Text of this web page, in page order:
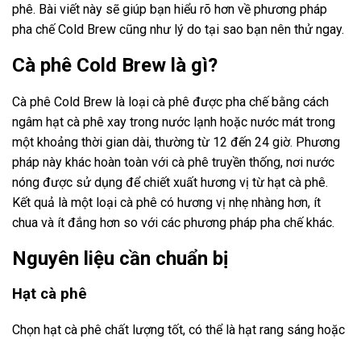
phê. Bài viết này sẽ giúp bạn hiểu rõ hơn về phương pháp
pha chế Cold Brew cũng như lý do tại sao bạn nên thử ngay.
Cà phê Cold Brew là gì?
Cà phê Cold Brew là loại cà phê được pha chế bằng cách
ngâm hạt cà phê xay trong nước lạnh hoặc nước mát trong
một khoảng thời gian dài, thường từ 12 đến 24 giờ. Phương
pháp này khác hoàn toàn với cà phê truyền thống, nơi nước
nóng được sử dụng để chiết xuất hương vị từ hạt cà phê.
Kết quả là một loại cà phê có hương vị nhẹ nhàng hơn, ít
chua và ít đắng hơn so với các phương pháp pha chế khác.
Nguyên liệu cần chuẩn bị
Hạt cà phê
Chọn hạt cà phê chất lượng tốt, có thể là hạt rang sáng hoặc